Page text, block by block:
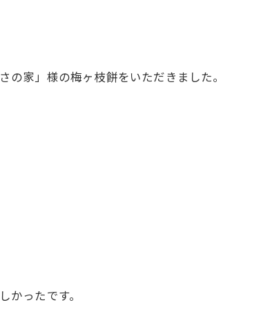
家」様の梅ヶ枝餅をいただきました。
ったです。